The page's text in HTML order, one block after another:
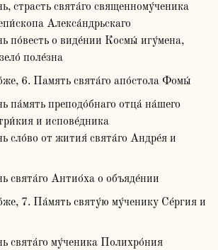
страсть свята́го священному́ченика
Алекса́ндрьскаго
по́весть о виде́нии Космы́ игу́мена,
поле́зна
6. Память свята́го апо́стола Фомы́
па́мять преподо́бнаго отца́ на́шего
и испове́дника
сло́во от жития́ свята́го Андре́я и
свята́го Антио́ха о объяде́нии
7. Па́мять святу́ю му́ченику Се́ргия и
свята́го му́ченика Полихро́ния